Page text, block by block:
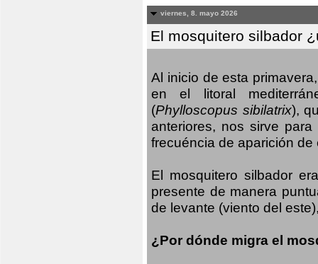
viernes, 8. mayo 2026
El mosquitero silbador
Al inicio de esta
en el litoral
(Phylloscopus sibilatrix),
anteriores, nos sirve
frecuéncia de aparición
El mosquitero silbador
presente de manera
de levante (viento del
¿Por dónde migra el